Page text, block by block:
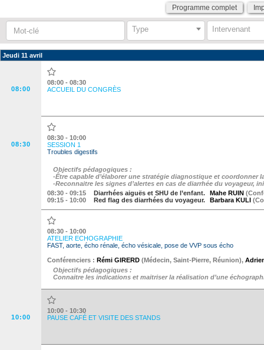
Programme complet
Mot-
:
Type Intervenant
Jeudi 11 avril
08:00
08:00 - 08:30
ACCUEIL DU CONGRÈS
08:30
08:30 - 10:00
SESSION 1
Troubles digestifs
Objectifs pédagogiques :
-Être capable d’élaborer une stratégie diagnostique et coordonner
-Reconnaitre les signes d’alertes en cas de diarrhée du voyageur,
08:30 - 09:15 Diarrhées aiguës et SHU de l’enfant. Mahe RUIN (
09:15 - 10:00 Red flag des diarrhées du voyageur. Barbara KULI (
08:30 - 10:00
ATELIER ECHOGRAPHIE
FAST, aorte, écho rénale, écho vésicale, pose de VVP sous écho
Conférenciers : Rémi GIRERD (Médecin, Saint-Pierre, Réunion),
Objectifs pédagogiques :
Connaitre les indications et maitriser la réalisation d’une
10:00
10:00 - 10:30
PAUSE CAFÉ ET VISITE DES STANDS